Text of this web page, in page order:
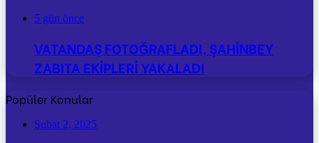
5 gün önce
VATANDAŞ FOTOĞRAFLADI, ŞAHİNBEY
ZABITA EKİPLERİ YAKALADI
Popüler Konular
Şubat 2, 2025